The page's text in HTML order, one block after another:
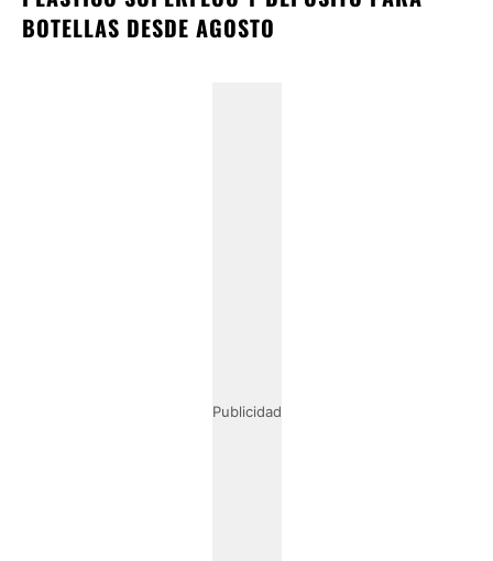
BOTELLAS DESDE AGOSTO
Publicidad